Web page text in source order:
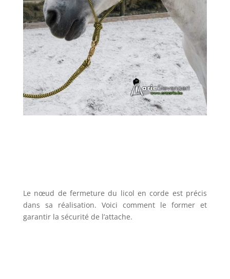
Le nœud de fermeture du licol en corde est précis
dans sa réalisation. Voici comment le former et
garantir la sécurité de l’attache.